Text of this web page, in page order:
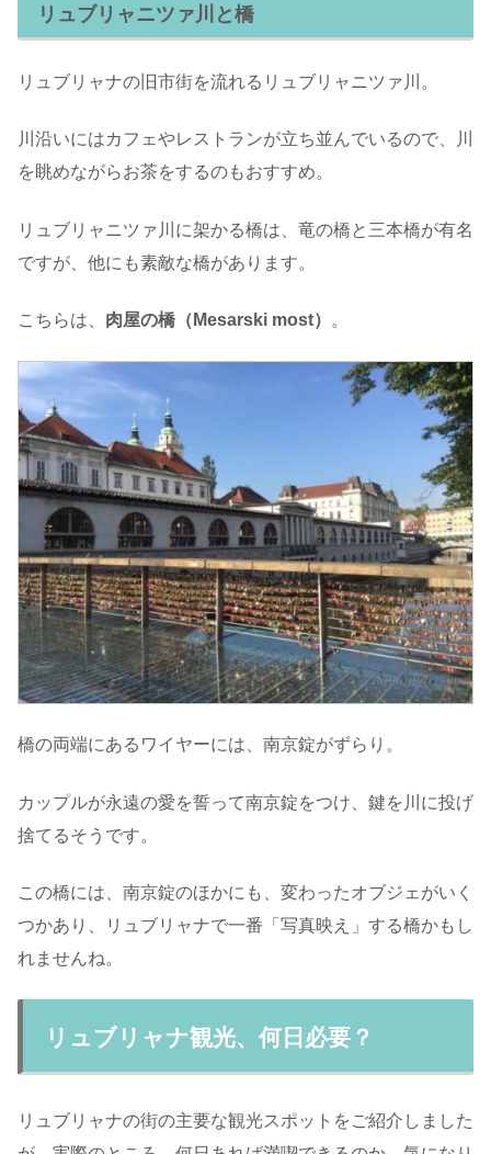
リュブリャニツァ川と橋
リュブリャナの旧市街を流れるリュブリャニツァ川。
川沿いにはカフェやレストランが立ち並んでいるので、川
を眺めながらお茶をするのもおすすめ。
リュブリャニツァ川に架かる橋は、竜の橋と三本橋が有名
ですが、他にも素敵な橋があります。
こちらは、 肉屋の橋（Mesarski most） 。
橋の両端にあるワイヤーには、南京錠がずらり。
カップルが永遠の愛を誓って南京錠をつけ、鍵を川に投げ
捨てるそうです。
この橋には、南京錠のほかにも、変わったオブジェがいく
つかあり、リュブリャナで一番「写真映え」する橋かもし
れませんね。
リュブリャナ観光、何日必要？
リュブリャナの街の主要な観光スポットをご紹介しました